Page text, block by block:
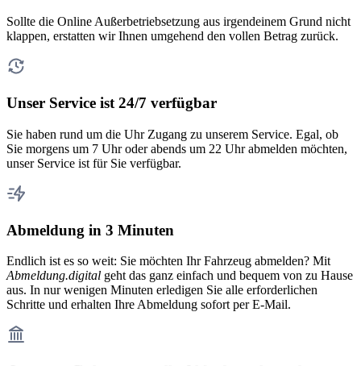
Sollte die Online Außerbetriebsetzung aus irgendeinem Grund nicht
klappen, erstatten wir Ihnen umgehend den vollen Betrag zurück.
Unser Service ist 24/7 verfügbar
Sie haben rund um die Uhr Zugang zu unserem Service. Egal, ob
Sie morgens um 7 Uhr oder abends um 22 Uhr abmelden möchten,
unser Service ist für Sie verfügbar.
Abmeldung in 3 Minuten
Endlich ist es so weit: Sie möchten Ihr Fahrzeug abmelden? Mit
Abmeldung.digital geht das ganz einfach und bequem von zu Hause
aus. In nur wenigen Minuten erledigen Sie alle erforderlichen
Schritte und erhalten Ihre Abmeldung sofort per E-Mail.